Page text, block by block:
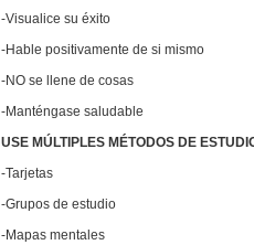
-Visualice su éxito
-Hable positivamente de si mismo
-NO se llene de cosas
-Manténgase saludable
USE MÚLTIPLES MÉTODOS DE
-Tarjetas
-Grupos de estudio
-Mapas mentales